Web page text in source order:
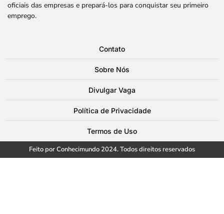
oficiais das empresas e prepará-los para conquistar seu primeiro
emprego.
Contato
Sobre Nós
Divulgar Vaga
Política de Privacidade
Termos de Uso
Feito por Conhecimundo 2024. Todos direitos reservados